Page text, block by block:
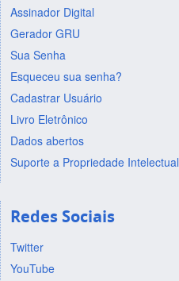
Assinador Digital
Gerador GRU
Sua Senha
Esqueceu sua senha?
Cadastrar Usuário
Livro Eletrônico
Dados abertos
Suporte a Propriedade Intelectual
Redes Sociais
Twitter
YouTube